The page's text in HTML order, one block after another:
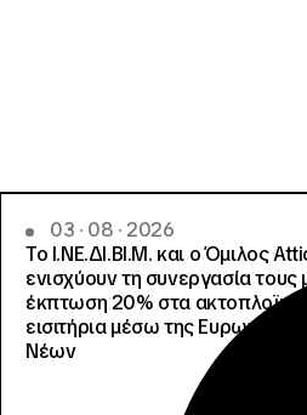
03 · 08 · 2026
Το Ι.ΝΕ.ΔΙ.ΒΙ.Μ. και o Όμιλος
ενισχύουν τη συνεργασία τους
έκπτωση 20% στα ακτοπλοϊκά
εισιτήρια μέσω της
Νέων